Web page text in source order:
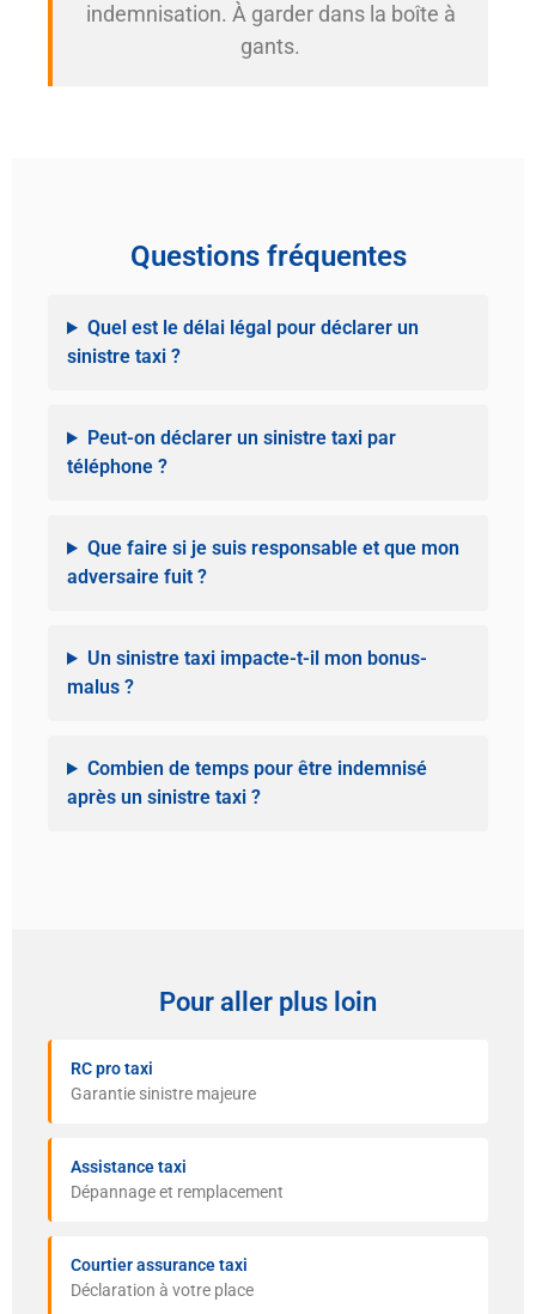
indemnisation. À garder dans la boîte à
gants.
Questions fréquentes
Quel est le délai légal pour déclarer un
sinistre taxi ?
Peut-on déclarer un sinistre taxi par
téléphone ?
Que faire si je suis responsable et que mon
adversaire fuit ?
Un sinistre taxi impacte-t-il mon bonus-
malus ?
Combien de temps pour être indemnisé
après un sinistre taxi ?
Pour aller plus loin
RC pro taxi
Garantie sinistre majeure
Assistance taxi
Dépannage et remplacement
Courtier assurance taxi
Déclaration à votre place